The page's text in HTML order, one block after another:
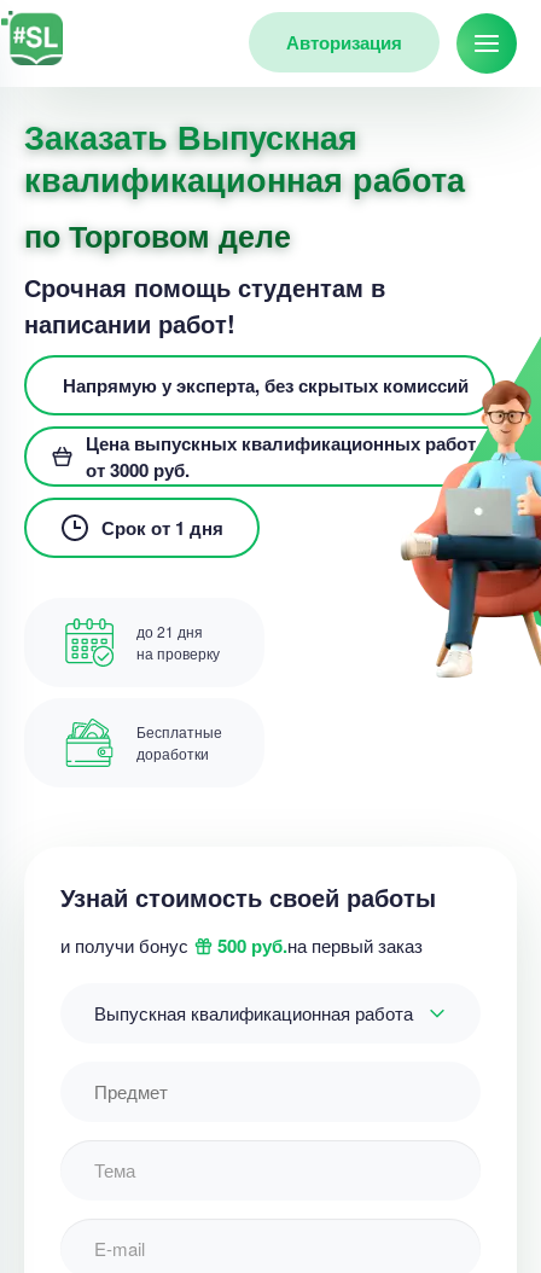
Авторизация
Заказать Выпускная
квалификационная работа
по Торговом деле
Срочная помощь студентам в
написании работ!
Напрямую у эксперта, без скрытых комиссий
Цена выпускных квалификационных работ
от 3000 руб.
Срок от 1 дня
до 21 дня
на проверку
Бесплатные
доработки
Узнай стоимость своей работы
и получи бонус 500 руб.на первый заказ
Выпускная квалификационная работа